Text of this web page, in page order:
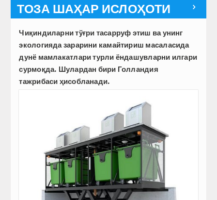

ТОЗА ШАҲАР ИСЛОҲОТИ
Чиқиндиларни тўғри тасарруф этиш ва унинг
экология­да зарарини камайтириш масаласида
дунё мамлакатлари турли ёндашувларни илгари
сурмоқда. Шулардан бири Голландия
тажрибаси ҳисобланади.